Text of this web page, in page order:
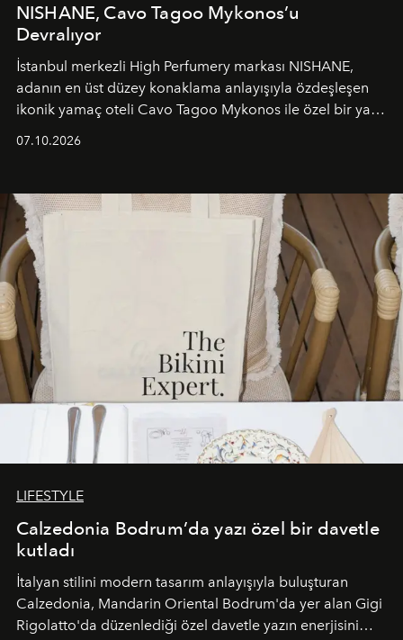
NISHANE, Cavo Tagoo Mykonos’u
Devralıyor
İstanbul merkezli High Perfumery markası NISHANE,
adanın en üst düzey konaklama anlayışıyla özdeşleşen
ikonik yamaç oteli Cavo Tagoo Mykonos ile özel bir yaz
buluşturarak markanın Cavo Tagoo’daki varlığını
sürükleyici ve mevsime özel bir deneyime dönüştürüyor.
07.10.2026
LIFESTYLE
Calzedonia Bodrum’da yazı özel bir davetle
kutladı
İtalyan stilini modern tasarım anlayışıyla buluşturan
Calzedonia, Mandarin Oriental Bodrum'da yer alan Gigi
Rigolatto'da düzenlediği özel davetle yazın enerjisini